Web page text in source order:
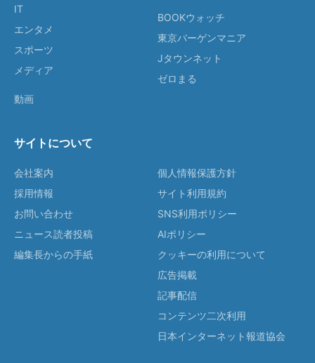
IT
エンタメ
スポーツ
メディア
動画
BOOKウォッチ
東京バーゲンマニア
Jタウンネット
ゼロまる
サイトについて
会社案内
採用情報
お問い合わせ
ニュース読者投稿
編集長からの手紙
個人情報保護方針
サイト利用規約
SNS利用ポリシー
AIポリシー
クッキーの利用について
広告掲載
記事配信
コンテンツ二次利用
日本インターネット報道協会